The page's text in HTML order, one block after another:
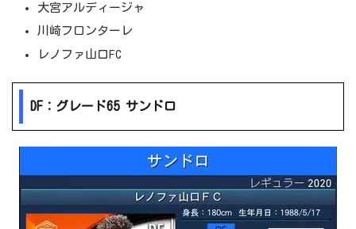
大宮アルディージャ
川崎フロンターレ
レノファ山口FC
DF：グレード65 サンドロ